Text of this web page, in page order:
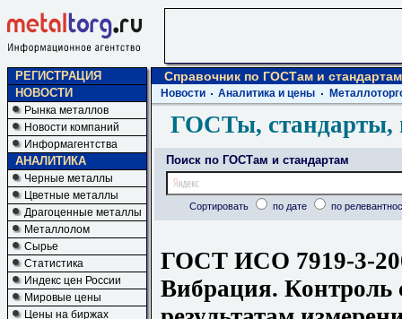
РЕГИСТРАЦИЯ
НОВОСТИ
Рынка металлов
Новости компаний
Информагентства
АНАЛИТИКА
Черные металлы
Цветные металлы
Драгоценные металлы
Металлолом
Сырье
Статистика
Индекс цен России
Мировые цены
Цены на биржах
Справочник по ГОСТам и стандартам
Новости Аналитика и цены
ГОСТы, стандарты,
Поиск по ГОСТам и стандартам
Сортировать по дате по
ГОСТ ИСО 7919-3-
Вибрация. Контроль